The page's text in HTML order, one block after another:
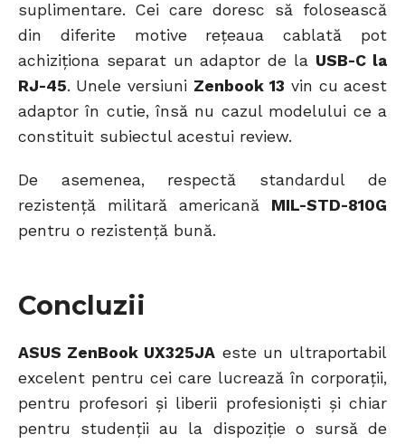
suplimentare. Cei care doresc să folosească
din diferite motive rețeaua cablată pot
achiziționa separat un adaptor de la USB-C la
RJ-45. Unele versiuni Zenbook 13 vin cu acest
adaptor în cutie, însă nu cazul modelului ce a
constituit subiectul acestui review.
De asemenea, respectă standardul de
rezistență militară americană MIL-STD-810G
pentru o rezistență bună.
Concluzii
ASUS ZenBook UX325JA este un ultraportabil
excelent pentru cei care lucrează în corporații,
pentru profesori și liberii profesioniști și chiar
pentru studenții au la dispoziție o sursă de